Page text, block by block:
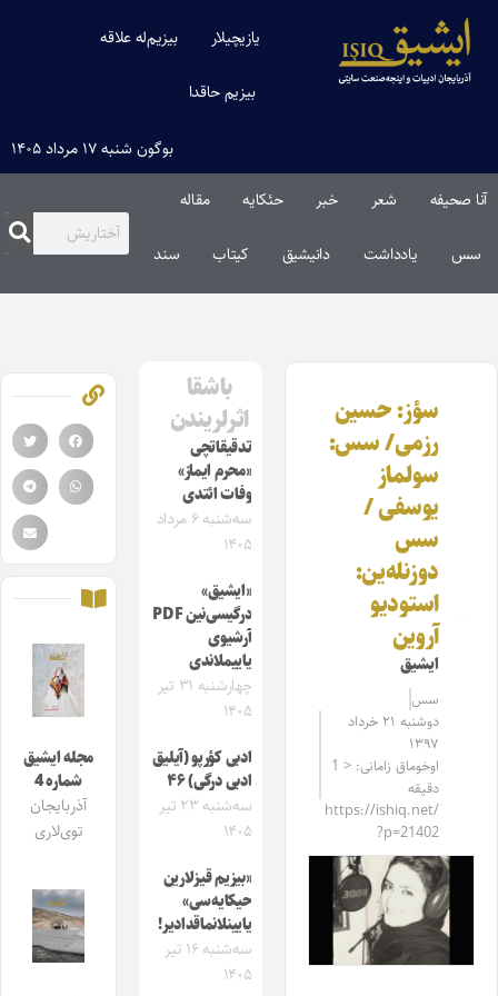
یازیچیلار بیزیم‌له علاقه
بیزیم حاقدا
بوگون شنبه ۱۷ مرداد ۱۴۰۵
آنا صحیفه شعر خبر حئکایه مقاله‌
سس یادداشت دانیشیق کیتاب سند
سؤز: حسین
رزمی/ سس:
سولماز
یوسفی /
سس
دوزنله‌ین:
استودیو
آروین
ایشیق
سس
دوشنبه ۲۱ خرداد
۱۳۹۷
اوخوماق زامانی: < 1
دقیقه
https://ishiq.net/
?p=21402
باشقا
اثرلریندن
تدقیقاتچی
«محرم ایماز»
وفات ائتدی
سه‌شنبه ۶ مرداد
۱۴۰۵
«ایشیق»
درگیسی‌نین PDF
آرشیوی
یاییملاندی
چهارشنبه ۳۱ تیر
۱۴۰۵
ادبی کؤرپو (آیلیق
ادبی درگی) ۴۶
سه‌شنبه ۲۳ تیر
۱۴۰۵
«بیزیم قیزلارین
حیکایه‌سی»
یایینلانماقدادیر!
سه‌شنبه ۱۶ تیر
۱۴۰۵
مجله ایشیق
شماره 4
آذربایجان
توی‌لاری